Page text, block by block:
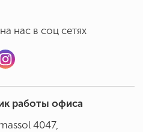
нас в соц сетях
работы офиса
4047,